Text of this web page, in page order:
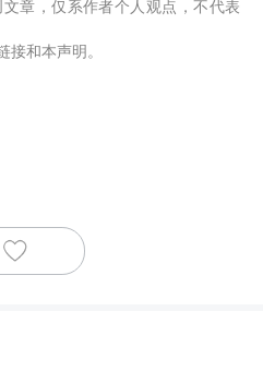
章，仅系作者个人观点，不代表
接和本声明。